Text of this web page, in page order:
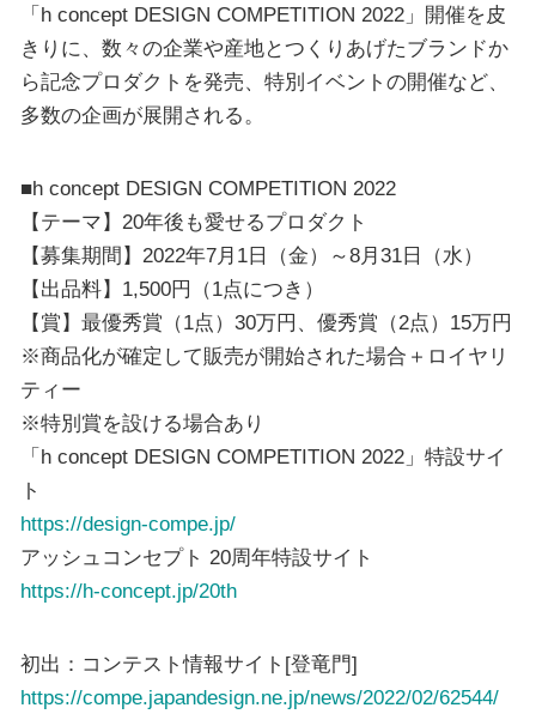
「h concept DESIGN COMPETITION 2022」開催を皮
きりに、数々の企業や産地とつくりあげたブランドか
ら記念プロダクトを発売、特別イベントの開催など、
多数の企画が展開される。
■h concept DESIGN COMPETITION 2022
【テーマ】20年後も愛せるプロダクト
【募集期間】2022年7月1日（金）～8月31日（水）
【出品料】1,500円（1点につき）
【賞】最優秀賞（1点）30万円、優秀賞（2点）15万円
※商品化が確定して販売が開始された場合＋ロイヤリ
ティー
※特別賞を設ける場合あり
「h concept DESIGN COMPETITION 2022」特設サイ
ト
https://design-compe.jp/
アッシュコンセプト 20周年特設サイト
https://h-concept.jp/20th
初出：コンテスト情報サイト[登竜門]
https://compe.japandesign.ne.jp/news/2022/02/62544/